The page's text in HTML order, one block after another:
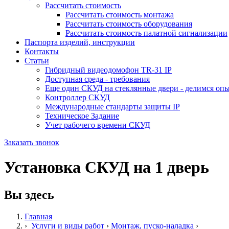
Рассчитать стоимость
Рассчитать стоимость монтажа
Рассчитать стоимость оборудования
Рассчитать стоимость палатной сигнализации
Паспорта изделий, инструкции
Контакты
Статьи
Гибридный видеодомофон TR-31 IP
Доступная среда - требования
Еще один СКУД на стеклянные двери - делимся
Контроллер СКУД
Международные стандарты защиты IP
Техническое Задание
Учет рабочего времени СКУД
Заказать звонок
Установка СКУД на 1 дверь
Вы здесь
Главная
› Услуги и виды работ › Монтаж, пуско-наладка ›